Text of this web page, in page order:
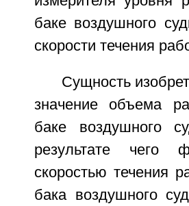
баке воздушного
скорости течения
Сущность
значение объема
баке воздушного
результате чего
скоростью течения
бака воздушного